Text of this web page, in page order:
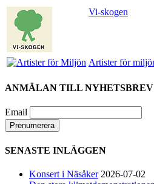
Gör som jag - kom
Ruben Granditsky
82
Helen Sjöholm
2 months ago
Vi-skogen
Artister för
ANMÄLAN TILL NYHETSBREV
Email
SENASTE INLÄGGEN
Konsert i Näsåker 2026-07-02